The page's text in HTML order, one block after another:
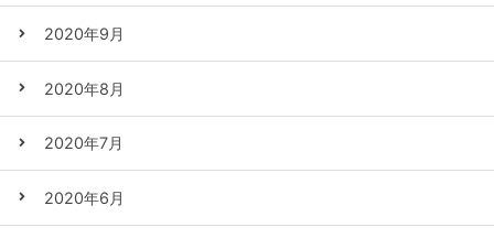
2020年9月
2020年8月
2020年7月
2020年6月